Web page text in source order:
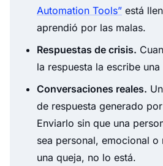
Automation Tools” está
aprendió por las malas.
Respuestas de crisis.
la respuesta la escribe
Conversaciones reales.
de respuesta generado
Enviarlo sin que una
sea personal, emocional
una queja, no lo está.